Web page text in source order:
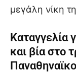
μεγάλη νίκη
Καταγγελία
και βία στο